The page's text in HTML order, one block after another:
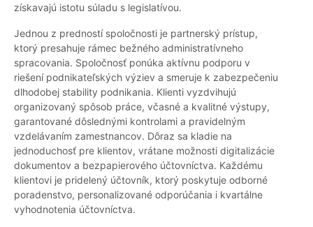
získavajú istotu súladu s legislatívou.
Jednou z predností spoločnosti je partnerský prístup,
ktorý presahuje rámec bežného administratívneho
spracovania. Spoločnosť ponúka aktívnu podporu v
riešení podnikateľských výziev a smeruje k zabezpečeniu
dlhodobej stability podnikania. Klienti vyzdvihujú
organizovaný spôsob práce, včasné a kvalitné výstupy,
garantované dôslednými kontrolami a pravidelným
vzdelávaním zamestnancov. Dôraz sa kladie na
jednoduchosť pre klientov, vrátane možnosti digitalizácie
dokumentov a bezpapierového účtovníctva. Každému
klientovi je pridelený účtovník, ktorý poskytuje odborné
poradenstvo, personalizované odporúčania i kvartálne
vyhodnotenia účtovníctva.